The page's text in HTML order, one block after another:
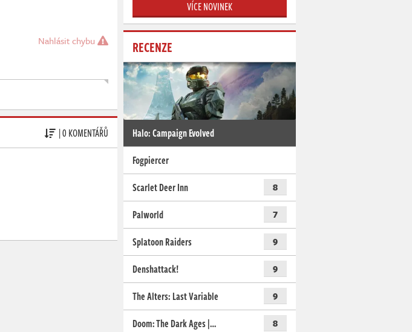
Nahlásit chybu
| 0 KOMENTÁŘŮ
VÍCE NOVINEK
RECENZE
Halo: Campaign Evolved
Fogpiercer
Scarlet Deer Inn
8
Palworld 7
Splatoon Raiders 9
Denshattack! 9
The Alters: Last Variable 9
Doom: The Dark Ages |… 8